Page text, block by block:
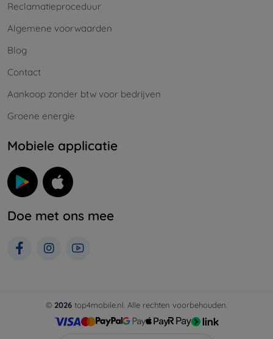
Reclamatieproceduur
Algemene voorwaarden
Blog
Contact
Aankoop zonder btw voor bedrijven
Groene energie
Mobiele applicatie
Doe met ons mee
© 2026 top4mobile.nl. Alle rechten voorbehouden.